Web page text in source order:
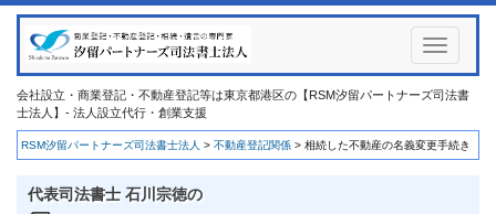
Toggle
会社設立・商業登記・不動産登記等は東京都港区の【RSM汐留パートナーズ司法書
士法人】- 法人設立代行・創業支援
RSM汐留パートナーズ司法書士法人 > 不動産登記関係 > 相続した不動産の名義変更手続き
代表司法書士 石川宗徳の